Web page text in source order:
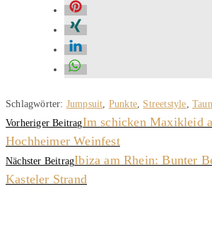
Schlagwörter: Jumpsuit, Punkte, Streetstyle,
Vorheriger BeitragIm schicken Maxikleid
Hochheimer Weinfest
Nächster BeitragIbiza am Rhein: Bunter
Kasteler Strand